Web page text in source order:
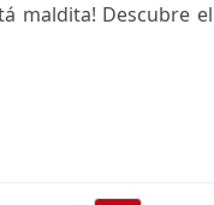
maldita! Descubre el